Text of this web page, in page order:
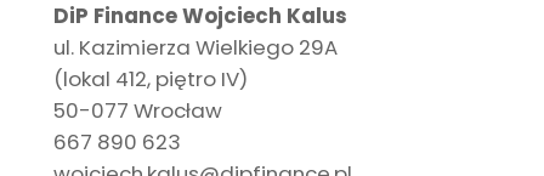
DiP Finance Wojciech Kalus
ul. Kazimierza Wielkiego 29A
(lokal 412, piętro IV)
50-077 Wrocław
667 890 623